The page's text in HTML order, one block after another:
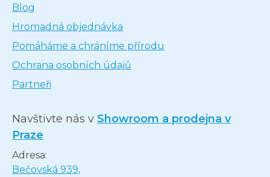
Blog
Hromadná objednávka
Pomáháme a chráníme přírodu
Ochrana osobních údajů
Partneři
Navštivte nás v Showroom a prodejna v
Praze
Adresa:
Bečovská 939,